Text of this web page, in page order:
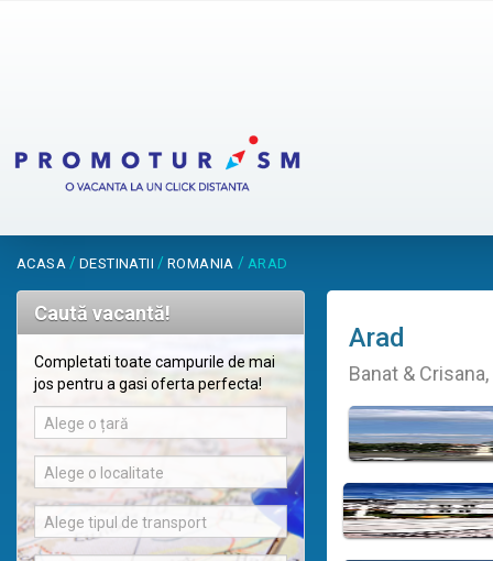
ACASA / DESTINATII / ROMANIA / ARAD
Caută vacantă!
Completati toate campurile de mai
jos pentru a gasi oferta perfecta!
Alege o țară
Alege o localitate
Alege tipul de transport
Arad
Banat &